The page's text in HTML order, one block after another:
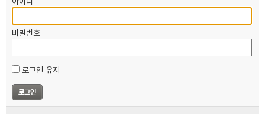
비밀번호
로그인 유지
자료
부설기관
업무